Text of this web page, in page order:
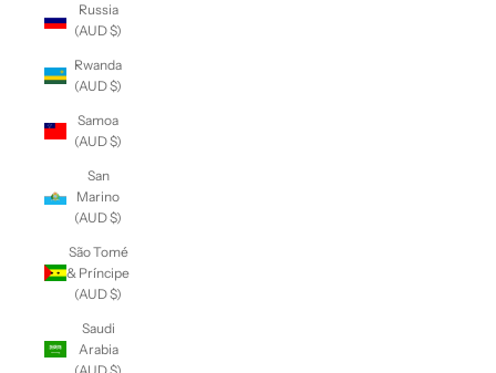
Russia
(AUD $)
Rwanda
(AUD $)
Samoa
(AUD $)
San
Marino
(AUD $)
São Tomé
& Príncipe
(AUD $)
Saudi
Arabia